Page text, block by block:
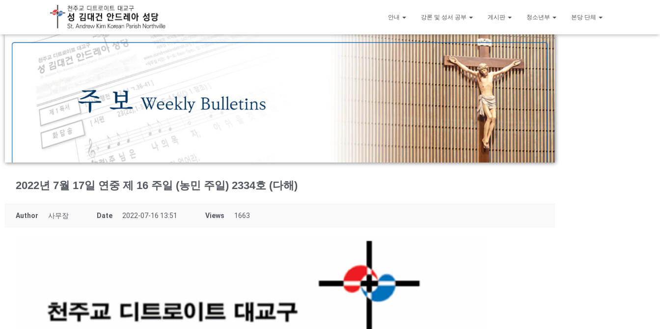
안내 강론 및 성서 공부 게시판 청소년부 본당 단체
2022년 7월 17일 연중 제 16 주일 (농민 주일) 2334호 (다해)
Author 사무장 Date 2022-07-16 13:51 Views 1663